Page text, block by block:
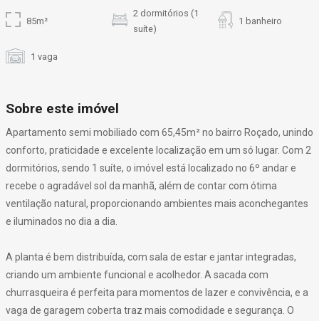
85m²
2 dormitórios (1
suíte)
1 banheiro
1 vaga
Sobre este imóvel
Apartamento semi mobiliado com 65,45m² no bairro Roçado, unindo
conforto, praticidade e excelente localização em um só lugar. Com 2
dormitórios, sendo 1 suíte, o imóvel está localizado no 6º andar e
recebe o agradável sol da manhã, além de contar com ótima
ventilação natural, proporcionando ambientes mais aconchegantes
e iluminados no dia a dia.
A planta é bem distribuída, com sala de estar e jantar integradas,
criando um ambiente funcional e acolhedor. A sacada com
churrasqueira é perfeita para momentos de lazer e convivência, e a
vaga de garagem coberta traz mais comodidade e segurança. O